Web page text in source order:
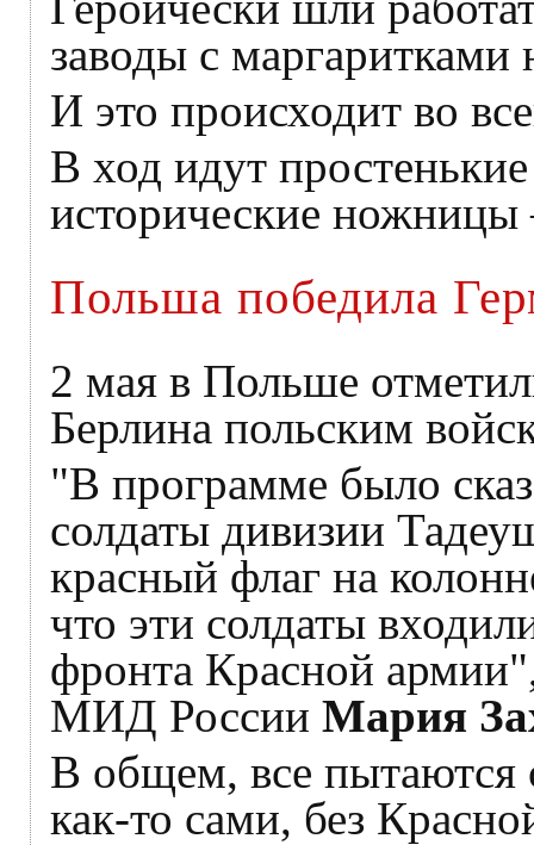
заводы с маргаритками
И это происходит во
В ход идут
исторические ножницы
Польша победила
2 мая в Польше
Берлина польским
"В программе было
солдаты дивизии
красный флаг на
что эти солдаты
фронта Красной
МИД России Мария
В общем, все пытаются
как-то сами, без